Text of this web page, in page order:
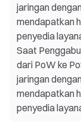
jaringan
mendapatkan
penyedia
Saat
dari PoW ke
jaringan
mendapatkan
penyedia